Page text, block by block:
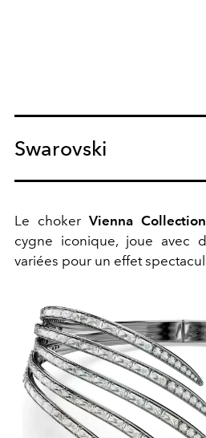
Swarovski
Le chokerVienna Collection
cygne iconique, joue avec
variées pour un effet